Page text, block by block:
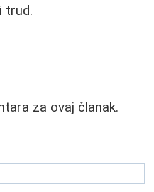
trud.
za ovaj članak.